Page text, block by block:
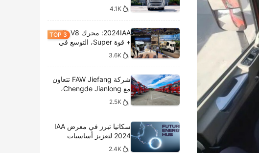
4.1K
2024IAA: محرك V8، الغاز
+ قوة Super، التوسع في
الطرازات الكهربائية،
وتحليل المعروضات الداخلية
3.6K
شركة FAW Jiefang تتعاون
مع Chengde Jianlong،
وتكشف النقاب عن تسليم
2.5K
سكانيا تبرز في معرض IAA
2024 لتعزيز أساسيات
النقل المستدام
2.4K